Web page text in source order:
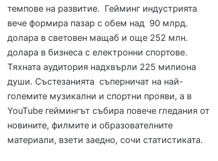
темпове на развитие. Гейминг индустрията
вече формира пазар с обем над 90 млрд.
долара в световен мащаб и още 252 млн.
долара в бизнеса с електронни спортове.
Тяхната аудитория надхвърли 225 милиона
души. Състезанията съперничат на най-
големите музикални и спортни прояви, а в
YouTube геймингът събира повече гледания от
новините, филмите и образователните
материали, взети заедно, сочи статистиката.